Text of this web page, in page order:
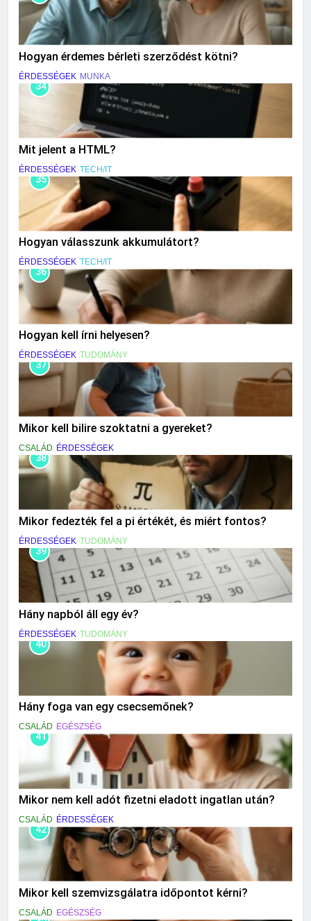
Hogyan érdemes bérleti szerződést kötni?
ÉRDESSÉGEK MUNKA
34
Mit jelent a HTML?
ÉRDESSÉGEK TECH/IT
35
Hogyan válasszunk akkumulátort?
ÉRDESSÉGEK TECH/IT
36
Hogyan kell írni helyesen?
ÉRDESSÉGEK TUDOMÁNY
37
Mikor kell bilire szoktatni a gyereket?
CSALÁD ÉRDESSÉGEK
38
Mikor fedezték fel a pi értékét, és miért fontos?
ÉRDESSÉGEK TUDOMÁNY
39
Hány napból áll egy év?
ÉRDESSÉGEK TUDOMÁNY
40
Hány foga van egy csecsemőnek?
CSALÁD EGÉSZSÉG
41
Mikor nem kell adót fizetni eladott ingatlan után?
CSALÁD ÉRDESSÉGEK
42
Mikor kell szemvizsgálatra időpontot kérni?
CSALÁD EGÉSZSÉG